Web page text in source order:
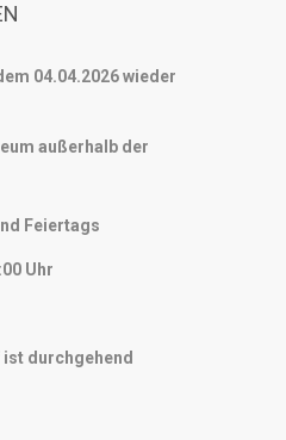
04.04.2026 wieder
außerhalb der
Feiertags
Uhr
durchgehend